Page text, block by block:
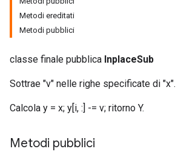
Metodi ereditati
Metodi pubblici
classe finale pubblica InplaceSub
Sottrae "v" nelle righe specificate di "x".
Calcola y = x; y[i, :] -= v; ritorno Y.
Metodi pubblici